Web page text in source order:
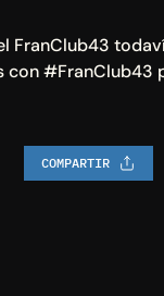
FranClub43
con #FranClub43
COMPARTIR